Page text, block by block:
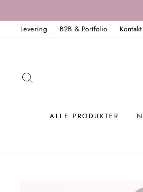
til
indholdetLevering
B2B & Portfolio Kontakt
ALLE PRODUKTER